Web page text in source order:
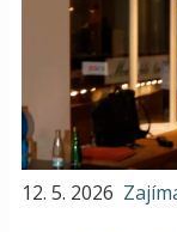
12. 5. 2026